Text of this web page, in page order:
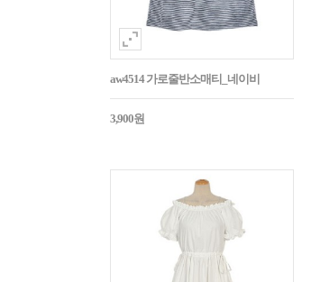
aw4514 가로줄반소매티_네이비
3,900원